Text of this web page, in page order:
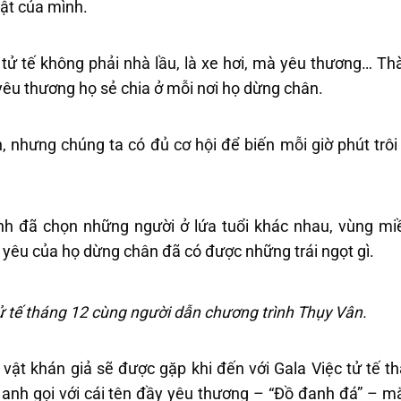
của mình.
tế không phải nhà lầu, là xe hơi, mà yêu thương…
thương họ sẻ chia ở mỗi nơi họ dừng chân.
nhưng chúng ta có đủ cơ hội để biến mỗi giờ phút
đã chọn những người ở lứa tuổi khác nhau, vùng
của họ dừng chân đã có được những trái ngọt gì.
tế tháng 12 cùng người dẫn chương trình Thụy Vân.
khán giả sẽ được gặp khi đến với Gala Việc tử tế
gọi với cái tên đầy yêu thương – “Đồ đanh đá” –